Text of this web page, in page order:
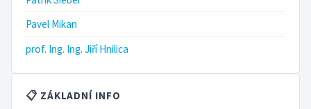
Pavel Mikan
prof. Ing. Ing. Jiří Hnilica
📋 ZÁKLADNÍ INFO